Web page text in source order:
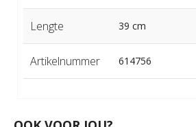
Lengte 39 cm
Artikelnummer 614756